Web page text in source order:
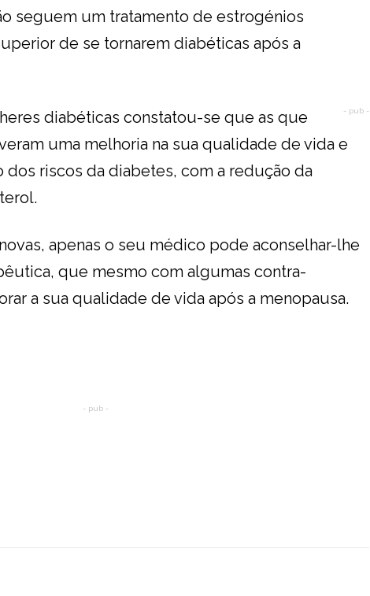
seguem um tratamento de estrogénios
de se tornarem diabéticas após a
- pub -
diabéticas constatou-se que as que
uma melhoria na sua qualidade de vida e
riscos da diabetes, com a redução da
apenas o seu médico pode aconselhar-lhe
que mesmo com algumas contra-
a sua qualidade de vida após a menopausa.
- pub -